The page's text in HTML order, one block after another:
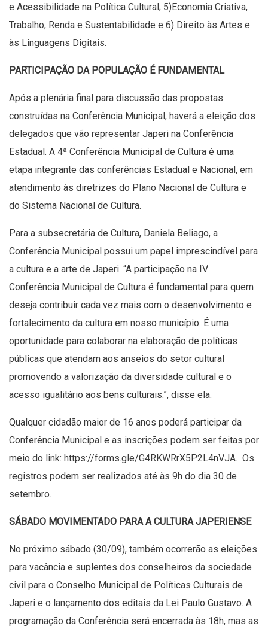
e Acessibilidade na Política Cultural; 5)Economia Criativa,
Trabalho, Renda e Sustentabilidade e 6) Direito às Artes e
às Linguagens Digitais.
PARTICIPAÇÃO DA POPULAÇÃO É FUNDAMENTAL
Após a plenária final para discussão das propostas
construídas na Conferência Municipal, haverá a eleição dos
delegados que vão representar Japeri na Conferência
Estadual. A 4ª Conferência Municipal de Cultura é uma
etapa integrante das conferências Estadual e Nacional, em
atendimento às diretrizes do Plano Nacional de Cultura e
do Sistema Nacional de Cultura.
Para a subsecretária de Cultura, Daniela Beliago, a
Conferência Municipal possui um papel imprescindível para
a cultura e a arte de Japeri. “A participação na IV
Conferência Municipal de Cultura é fundamental para quem
deseja contribuir cada vez mais com o desenvolvimento e
fortalecimento da cultura em nosso município. É uma
oportunidade para colaborar na elaboração de políticas
públicas que atendam aos anseios do setor cultural
promovendo a valorização da diversidade cultural e o
acesso igualitário aos bens culturais.”, disse ela.
Qualquer cidadão maior de 16 anos poderá participar da
Conferência Municipal e as inscrições podem ser feitas por
meio do link: https://forms.gle/G4RKWRrX5P2L4nVJA. Os
registros podem ser realizados até às 9h do dia 30 de
setembro.
SÁBADO MOVIMENTADO PARA A CULTURA JAPERIENSE
No próximo sábado (30/09), também ocorrerão as eleições
para vacância e suplentes dos conselheiros da sociedade
civil para o Conselho Municipal de Políticas Culturais de
Japeri e o lançamento dos editais da Lei Paulo Gustavo. A
programação da Conferência será encerrada às 18h, mas as